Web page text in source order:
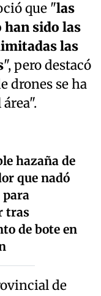
que "las
sido las
las
", pero destacó
drones se ha
hazaña de
que nadó
para
tras
de bote en
de